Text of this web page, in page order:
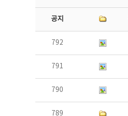
공지
792
791
790
789